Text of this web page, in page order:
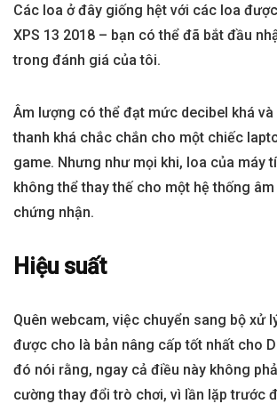
Các loa ở đây giống hệt với các loa
XPS 13 2018 – bạn có thể đã bắt đầu
trong đánh giá của tôi.
Âm lượng có thể đạt mức decibel khá
thanh khá chắc chắn cho một chiếc
game. Nhưng như mọi khi, loa của máy
không thể thay thế cho một hệ thống
chứng nhận.
Hiệu suất
Quên webcam, việc chuyển sang bộ xử
được cho là bản nâng cấp tốt nhất cho
đó nói rằng, ngay cả điều này không
cường thay đổi trò chơi, vì lần lặp trước